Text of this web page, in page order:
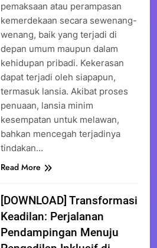
pemaksaan atau perampasan
kemerdekaan secara sewenang-
wenang, baik yang terjadi di
depan umum maupun dalam
kehidupan pribadi. Kekerasan
dapat terjadi oleh siapapun,
termasuk lansia. Akibat proses
penuaan, lansia minim
kesempatan untuk melawan,
bahkan mencegah terjadinya
tindakan…
Read More
[DOWNLOAD] Transformasi
Keadilan: Perjalanan
Pendampingan Menuju